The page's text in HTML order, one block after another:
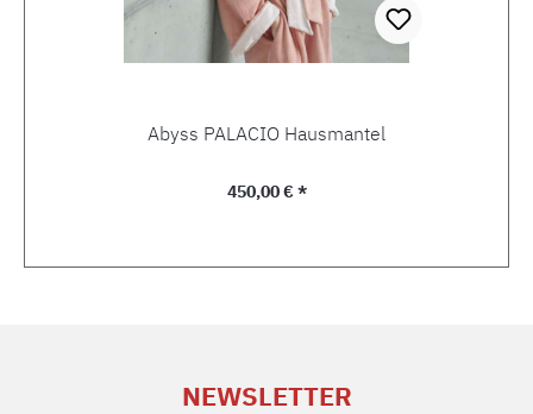
Abyss PALACIO Hausmantel
Regulärer Preis:
450,00 € *
NEWSLETTER